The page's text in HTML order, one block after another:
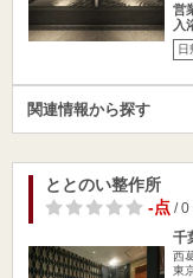
営
入
日
関連情報から探す
ととのい整作所
-点/ 0
千
西
東